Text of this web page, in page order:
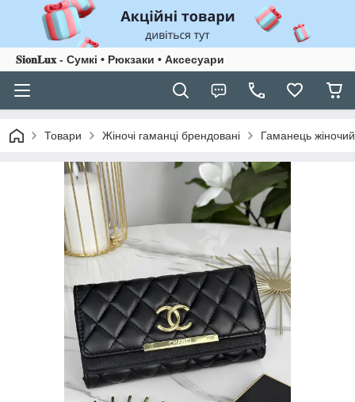
𝐒𝐢𝐨𝐧𝐋𝐮𝐱 - Сумкі • Рюкзаки • Аксесуари
Товари Жіночі гаманці брендовані Гаманець